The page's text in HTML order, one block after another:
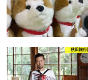
秋田旅行